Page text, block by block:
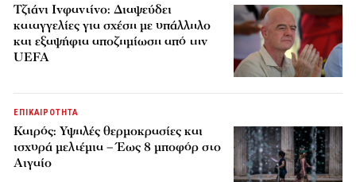
Τζιάνι Ινφαντίνο: Διαψεύδει
καταγγελίες για σχέση με υπάλληλο
και εξαψήφια αποζημίωση από την
UEFA
ΕΠΙΚΑΙΡΟΤΗΤΑ
Καιρός: Υψηλές θερμοκρασίες και
ισχυρά μελτέμια – Έως 8 μποφόρ στο
Αιγαίο